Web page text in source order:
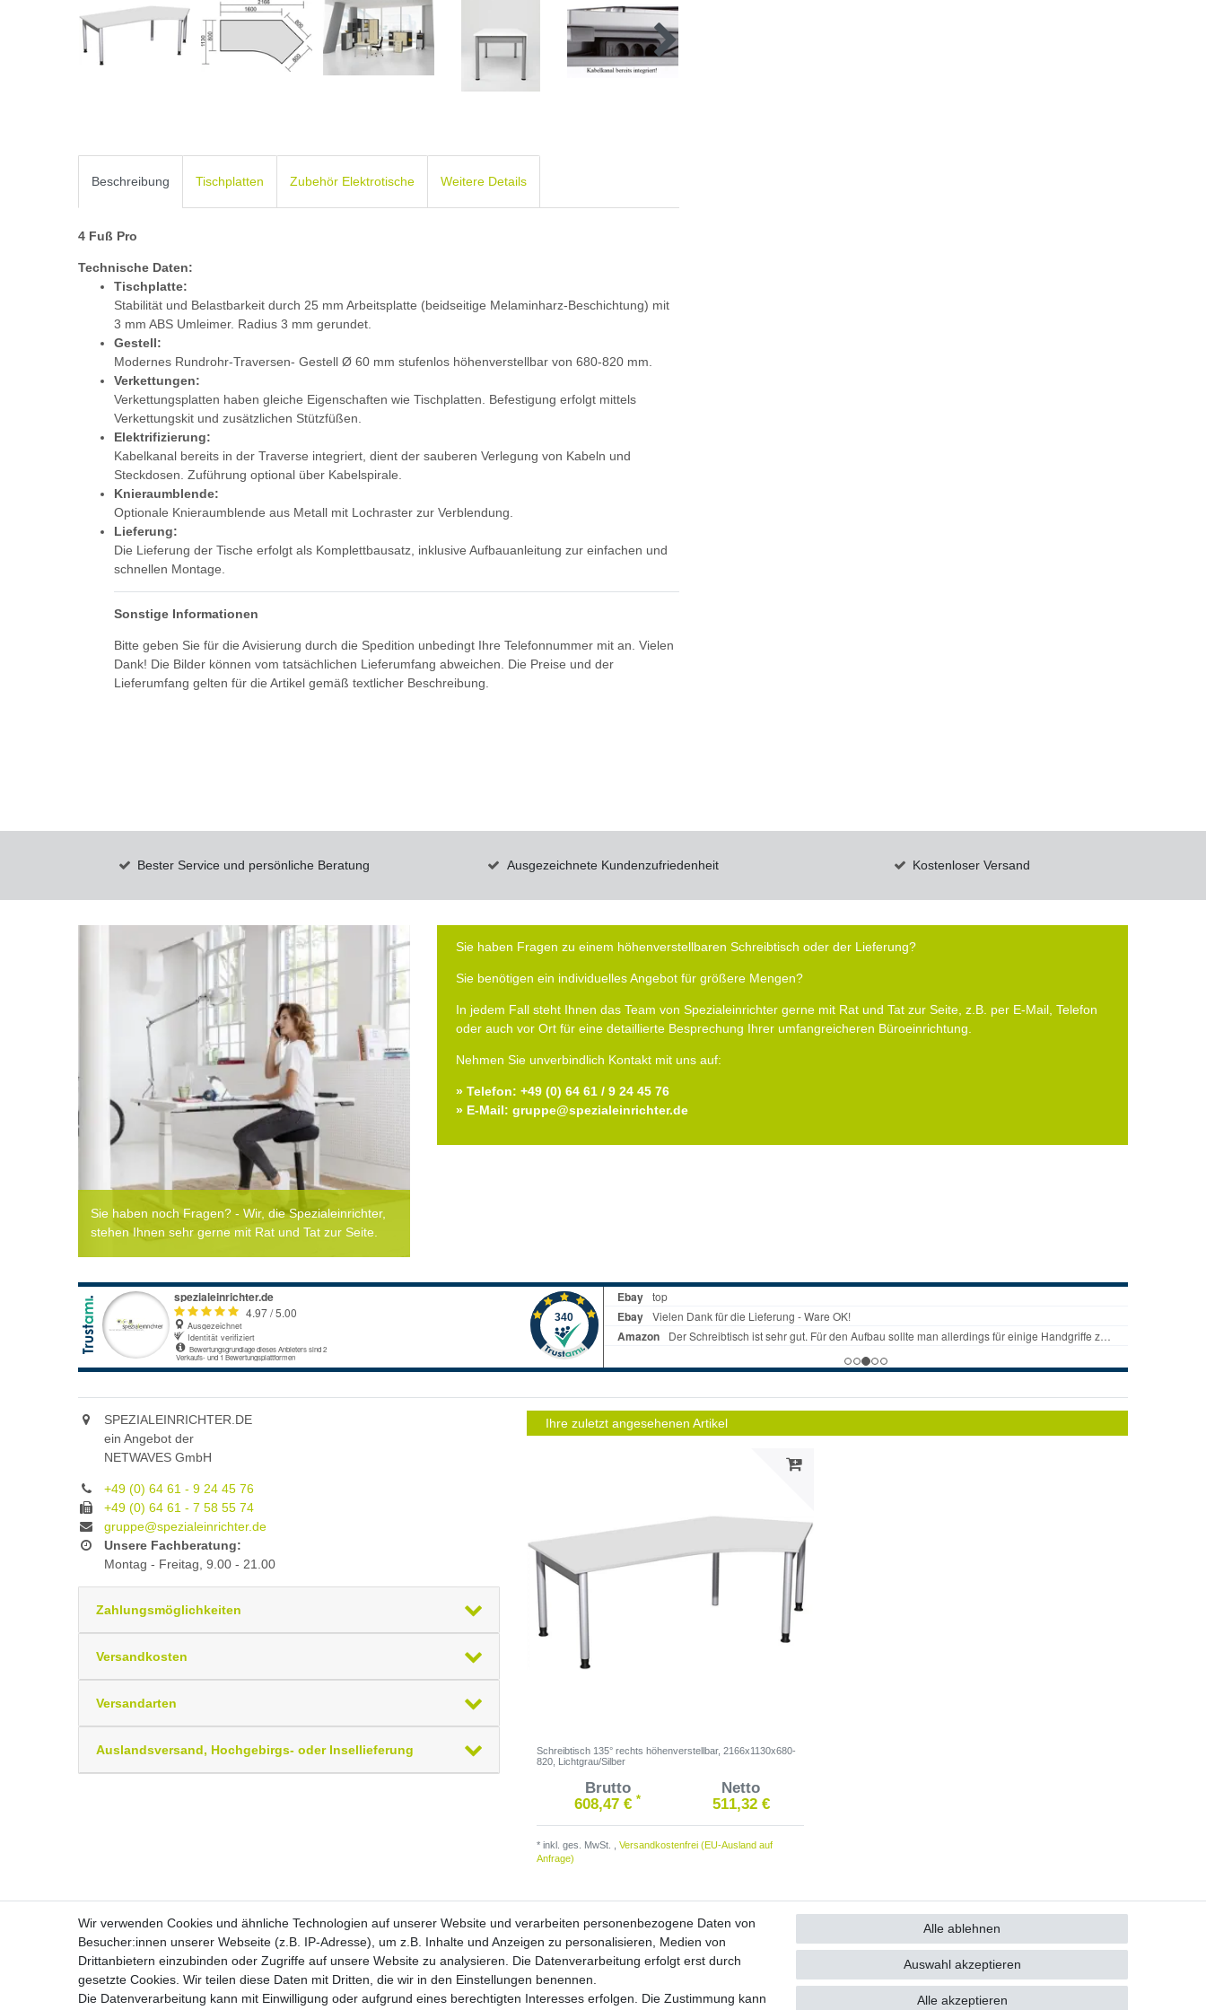
Beschreibung Tischplatten Zubehör Elektrotische Weitere Details
4 Fuß Pro
Technische Daten:
Tischplatte:
Stabilität und Belastbarkeit durch 25 mm Arbeitsplatte (beidseitige Melaminharz-Beschichtung) mit
3 mm ABS Umleimer. Radius 3 mm gerundet.
Gestell:
Modernes Rundrohr-Traversen- Gestell Ø 60 mm stufenlos höhenverstellbar von 680-820 mm.
Verkettungen:
Verkettungsplatten haben gleiche Eigenschaften wie Tischplatten. Befestigung erfolgt mittels
Verkettungskit und zusätzlichen Stützfüßen.
Elektrifizierung:
Kabelkanal bereits in der Traverse integriert, dient der sauberen Verlegung von Kabeln und
Steckdosen. Zuführung optional über Kabelspirale.
Knieraumblende:
Optionale Knieraumblende aus Metall mit Lochraster zur Verblendung.
Lieferung:
Die Lieferung der Tische erfolgt als Komplettbausatz, inklusive Aufbauanleitung zur einfachen und
schnellen Montage.
Sonstige Informationen
Bitte geben Sie für die Avisierung durch die Spedition unbedingt Ihre Telefonnummer mit an. Vielen
Dank! Die Bilder können vom tatsächlichen Lieferumfang abweichen. Die Preise und der
Lieferumfang gelten für die Artikel gemäß textlicher Beschreibung.
Bester Service und persönliche Beratung Ausgezeichnete Kundenzufriedenheit Kostenloser Versand
Sie haben noch Fragen? - Wir, die Spezialeinrichter,
stehen Ihnen sehr gerne mit Rat und Tat zur Seite.
Sie haben Fragen zu einem höhenverstellbaren Schreibtisch oder der Lieferung?
Sie benötigen ein individuelles Angebot für größere Mengen?
In jedem Fall steht Ihnen das Team von Spezialeinrichter gerne mit Rat und Tat zur Seite, z.B. per E-Mail, Telefon
oder auch vor Ort für eine detaillierte Besprechung Ihrer umfangreicheren Büroeinrichtung.
Nehmen Sie unverbindlich Kontakt mit uns auf:
» Telefon: +49 (0) 64 61 / 9 24 45 76
» E-Mail: gruppe@spezialeinrichter.de
SPEZIALEINRICHTER.DE
ein Angebot der
NETWAVES GmbH
+49 (0) 64 61 - 9 24 45 76
+49 (0) 64 61 - 7 58 55 74
gruppe@spezialeinrichter.de
Unsere Fachberatung:
Montag - Freitag, 9.00 - 21.00
Zahlungsmöglichkeiten
Versandkosten
Versandarten
Auslandsversand, Hochgebirgs- oder Insellieferung
Ihre zuletzt angesehenen Artikel
Schreibtisch 135° rechts höhenverstellbar, 2166x1130x680-
820, Lichtgrau/Silber
Brutto
Netto
608,47 €* 511,32 €
*inkl. ges. MwSt. ,Versandkostenfrei (EU-Ausland auf
Anfrage)
Widerrufs­recht Widerrufs­formular Impressum Daten­schutz­erklärung
Wir verwenden Cookies und ähnliche Technologien auf unserer Website und verarbeiten personenbezogene Daten von
Besucher:innen unserer Webseite (z.B. IP-Adresse), um z.B. Inhalte und Anzeigen zu personalisieren, Medien von
Drittanbietern einzubinden oder Zugriffe auf unsere Website zu analysieren. Die Datenverarbeitung erfolgt erst durch
gesetzte Cookies. Wir teilen diese Daten mit Dritten, die wir in den Einstellungen benennen.
Die Datenverarbeitung kann mit Einwilligung oder aufgrund eines berechtigten Interesses erfolgen. Die Zustimmung kann
Alle akzeptieren
Alle ablehnen
Auswahl akzeptieren